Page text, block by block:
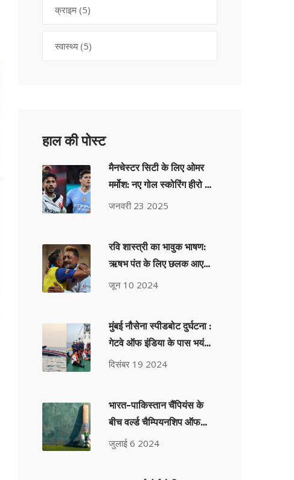
क्राइम (5)
स्वास्थ्य(5)
हाल की पोस्ट
मैनचेस्टर सिटी के लिए ओमर
मर्मोश: नए गोल स्कोरिंग हीरो की
खोज
जनवरी 23 2025
रवि शास्त्री का भावुक भाषण:
ऋषभ पंत के लिए छलक आए
आंसू, IND बनाम PAK मैच के
जून 10 2024
मुंबई नौसेना स्पीडबोट दुर्घटना :
गेटवे ऑफ इंडिया के पास भयंकर
त्रासदी के बाद बचे लोग करते हैं
दिसंबर 19 2024
भारत-पा‍किस्तान चैंपियंस के
बीच वर्ल्ड चैम्पियनशिप ऑफ
लीजेंड्स का मुकाबला पूरी तरह
जुलाई 6 2024